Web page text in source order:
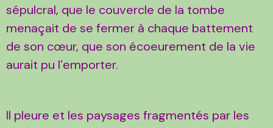
sépulcral, que le couvercle de la tombe
menaçait de se fermer à chaque battement
de son cœur, que son écoeurement de la vie
aurait pu l’emporter.
Il pleure et les paysages fragmentés par les